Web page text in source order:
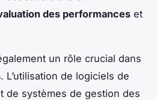
des performances et
un rôle crucial dans
. L’utilisation de logiciels de
de systèmes de gestion des